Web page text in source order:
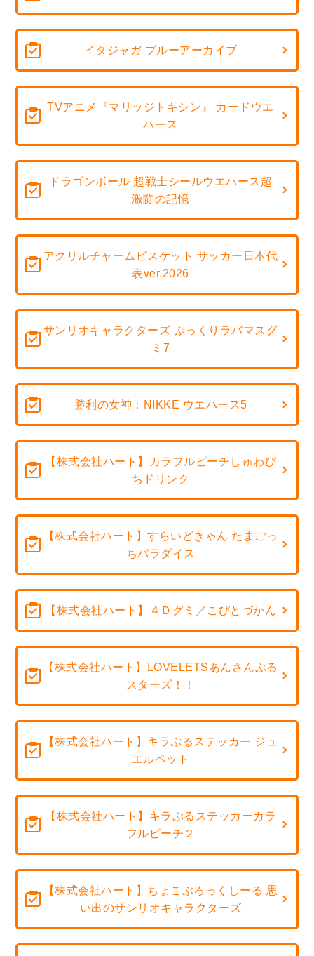
イタジャガ ブルーアーカイブ
TVアニメ『マリッジトキシン』 カードウエ
ハース
ドラゴンボール 超戦士シールウエハース超
激闘の記憶
アクリルチャームビスケット サッカー日本代
表ver.2026
サンリオキャラクターズ ぷっくりラバマスグ
ミ7
勝利の女神：NIKKE ウエハース5
【株式会社ハート】カラフルピーチしゅわぴ
ちドリンク
【株式会社ハート】すらいどきゃん たまごっ
ちパラダイス
【株式会社ハート】４Ｄグミ／こびとづかん
【株式会社ハート】LOVELETSあんさんぶる
スターズ！！
【株式会社ハート】キラぷるステッカー ジュ
エルペット
【株式会社ハート】キラぷるステッカーカラ
フルピーチ２
【株式会社ハート】ちょこぶろっくしーる 思
い出のサンリオキャラクターズ